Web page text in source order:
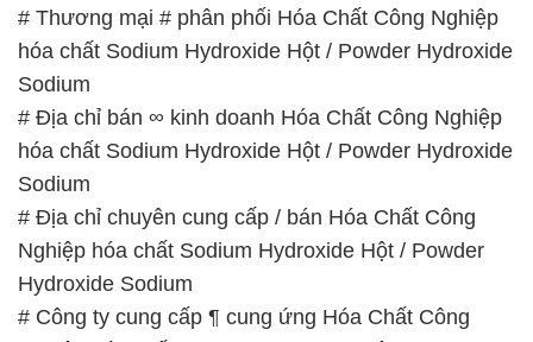
chất Sodium Hydroxide Hột / Powder Hydroxide
Sodium
# Địa chỉ chuyên thương mại √ phân phối Hóa Chất
Công Nghiệp hóa chất Sodium Hydroxide Hột /
Powder Hydroxide Sodium
# Nhà thương mại / cung cấp Hóa Chất Công
Nghiệp hóa chất Sodium Hydroxide Hột / Powder
Hydroxide Sodium
# Cty thương mại – bán Hóa Chất Công Nghiệp hóa
chất Sodium Hydroxide Hột / Powder Hydroxide